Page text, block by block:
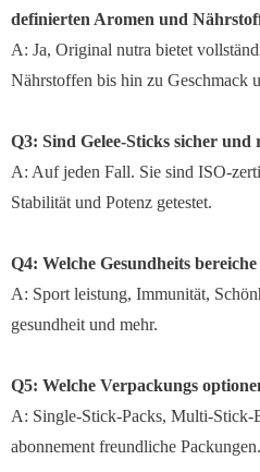
definierten Aromen und
A: Ja, Original nutra bietet
Nährstoffen bis hin zu Geschmack
Q3: Sind Gelee-Sticks sicher und
A: Auf jeden Fall. Sie sind ISO-
Stabilität und Potenz getestet.
Q4: Welche Gesundheits
A: Sport leistung, Immunität,
gesundheit und mehr.
Q5: Welche Verpackungs
A: Single-Stick-Packs, Multi-Stick-
abonnement freundliche Packungen.